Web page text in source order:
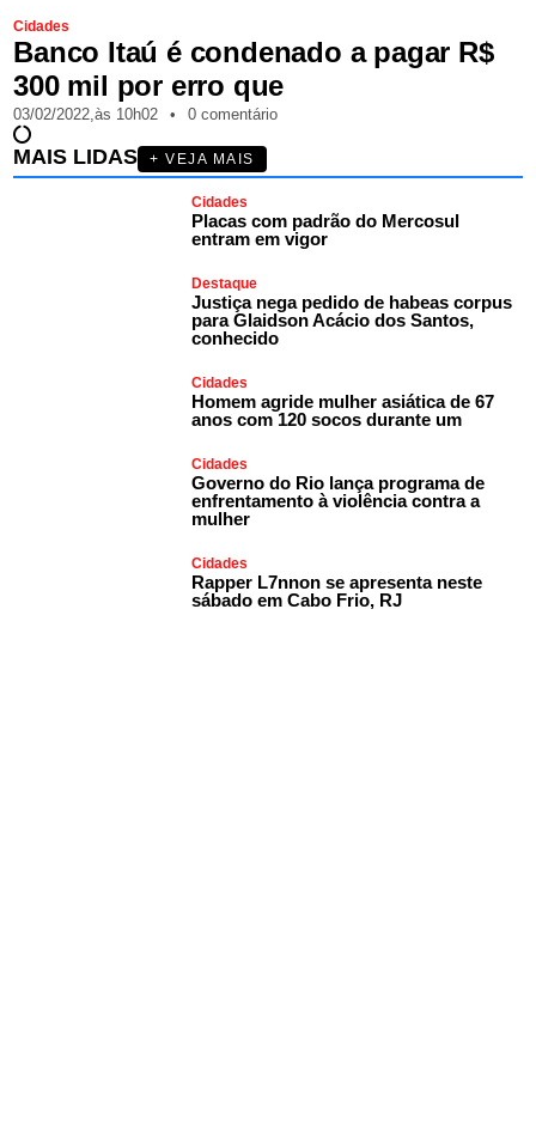
Cidades
Banco Itaú é condenado a pagar R$
300 mil por erro que
03/02/2022,às 10h02 • 0 comentário
MAIS LIDAS + VEJA MAIS
Cidades
Placas com padrão do Mercosul
entram em vigor
Destaque
Justiça nega pedido de habeas corpus
para Glaidson Acácio dos Santos,
conhecido
Cidades
Homem agride mulher asiática de 67
anos com 120 socos durante um
Cidades
Governo do Rio lança programa de
enfrentamento à violência contra a
mulher
Cidades
Rapper L7nnon se apresenta neste
sábado em Cabo Frio, RJ